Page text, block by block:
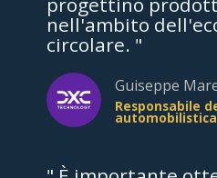
nell'ambito
circolare. "
Guiseppe
Responsabile
automobilistica